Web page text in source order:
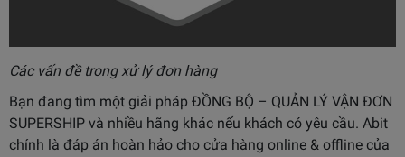
Các vấn đề trong xử lý đơn hàng
Bạn đang tìm một giải pháp ĐỒNG BỘ – QUẢN LÝ VẬN ĐƠN
SUPERSHIP và nhiều hãng khác nếu khách có yêu cầu. Abit
chính là đáp án hoàn hảo cho cửa hàng online & offline của